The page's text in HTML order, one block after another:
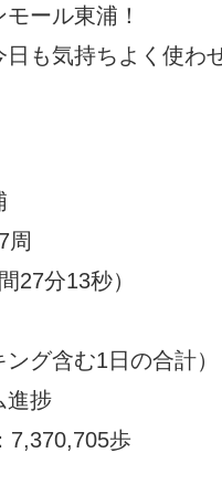
ール東浦！
も気持ちよく使わ
周
27分13秒）
グ含む1日の合計）
進捗
歩